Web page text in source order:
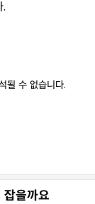
.
될 수 없습니다.
을까요